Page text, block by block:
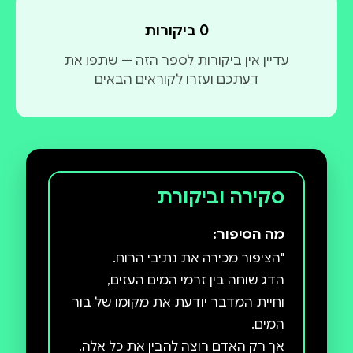
"מלך הערבות האחרון" הוא ספרו השלישי. ספרו הראשון,
חירום: דיאנה", יצא בהוצאת רימונים.
0 ביקורות
עדיין אין ביקורות לספר הזה — שתפו את
דעתכם ועזרו לקוראים הבאים
סקירה וביקורת
מה הסיפור:
וחיית המדבר יודעת את מקומו של בור